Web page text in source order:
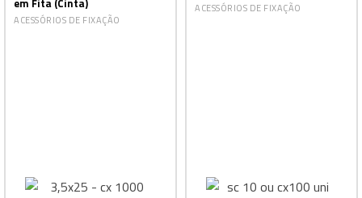
em Fita (Cinta)
ACESSÓRIOS DE FIXAÇÃO
ACESSÓRIOS DE FIXAÇÃO